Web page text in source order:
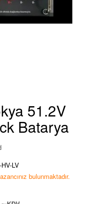
51.2V
Batarya
LV
bulunmaktadır.